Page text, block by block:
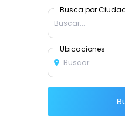
Busca por
Ubicaciones
Buscar